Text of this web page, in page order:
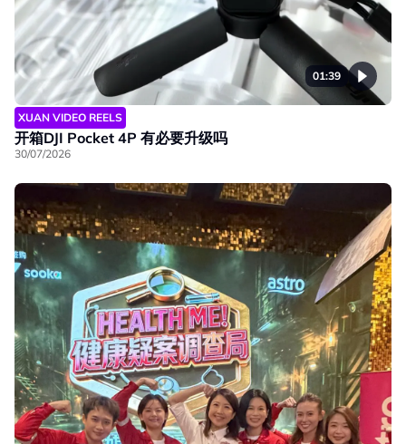
01:39
XUAN VIDEO REELS
开箱DJI Pocket 4P 有必要升级吗
30/07/2026